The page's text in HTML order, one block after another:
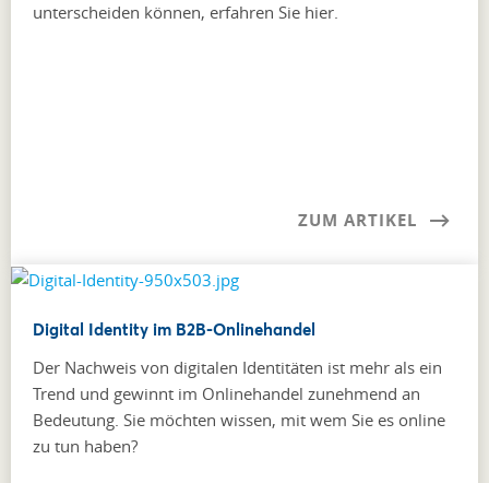
unterscheiden können, erfahren Sie hier.
ZUM ARTIKEL
Digital Identity im B2B-Onlinehandel
Der Nachweis von digitalen Identitäten ist mehr als ein
Trend und gewinnt im Onlinehandel zunehmend an
Bedeutung. Sie möchten wissen, mit wem Sie es online
zu tun haben?